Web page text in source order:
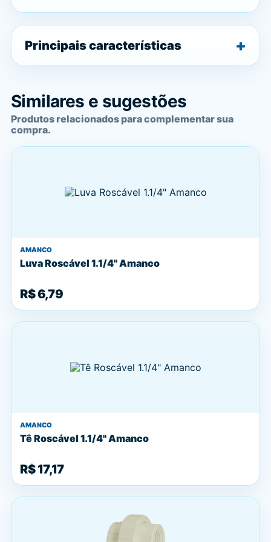
Principais características
Similares e sugestões
Produtos relacionados para complementar sua
compra.
AMANCO
Luva Roscável 1.1/4" Amanco
R$ 6,79
AMANCO
Tê Roscável 1.1/4" Amanco
R$ 17,17